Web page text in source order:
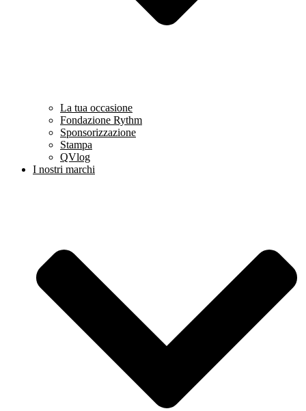
La tua occasione
Fondazione Rythm
Sponsorizzazione
Stampa
QVlog
I nostri marchi